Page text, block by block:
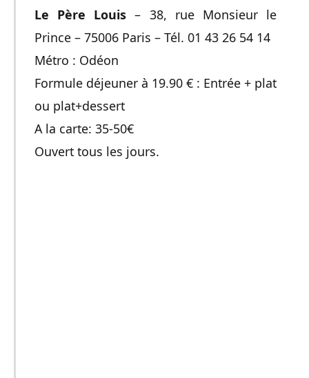
Le Père Louis – 38, rue Monsieur le
Prince – 75006 Paris – Tél. 01 43 26 54 14
Métro : Odéon
Formule déjeuner à 19.90 € : Entrée + plat
ou plat+dessert
A la carte: 35-50€
Ouvert tous les jours.